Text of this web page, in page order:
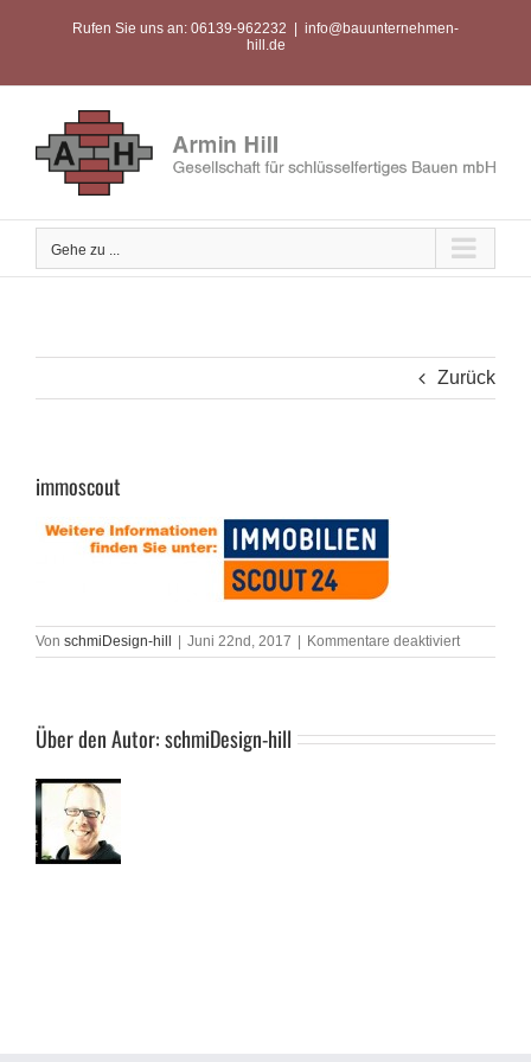
Rufen Sie uns an: 06139-962232
info@bauunternehmen-
hill.de
Gehe zu ...
Zurück
immoscout
Von schmiDesign-hill | Juni 22nd, 2017 | Kommentare deaktiviertfür
immoscout
Über den Autor:schmiDesign-hill